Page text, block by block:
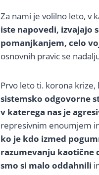
Za nami je volilno leto, v
iste napovedi, izvajajo
pomanjkanjem, celo
osnovnih pravic se
Prvo leto ti. korona krize,
sistemsko odgovorne
v katerega nas je
represivnim enoumjem
ko je kdo izmed
razumevanju kaotične
smo si malo oddahnili